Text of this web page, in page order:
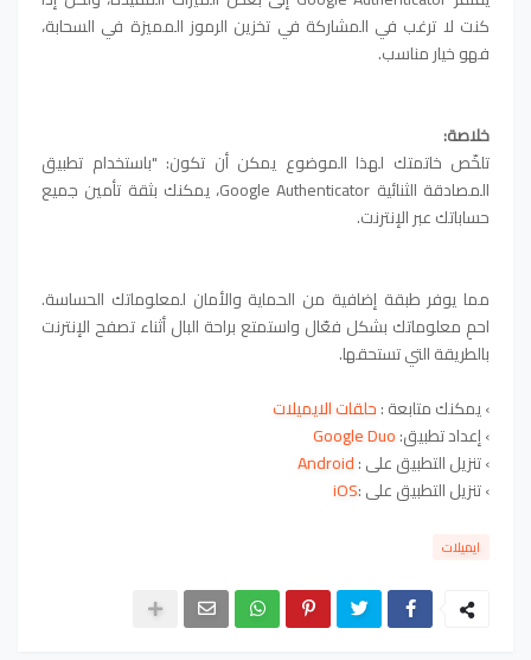
كنت لا ترغب في المشاركة في تخزين الرموز المميزة في السحابة،
فهو خيار مناسب.
خلاصة:
تلخّص خاتمتك لهذا الموضوع يمكن أن تكون: "باستخدام تطبيق
المصادقة الثنائية Google Authenticator، يمكنك بثقة تأمين جميع
حساباتك عبر الإنترنت.
مما يوفر طبقة إضافية من الحماية والأمان لمعلوماتك الحساسة.
احمِ معلوماتك بشكل فعّال واستمتع براحة البال أثناء تصفح الإنترنت
بالطريقة التي تستحقها.
›يمكنك متابعة :حلقات الايميلات
›إعداد تطبيق:Google Duo
›تنزيل التطبيق على :Android
›تنزيل التطبيق على :iOS
ايميلات